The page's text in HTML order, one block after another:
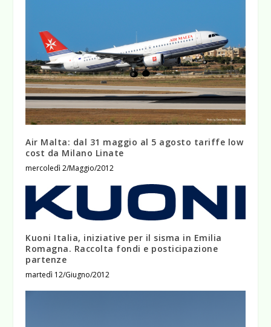
Air Malta: dal 31 maggio al 5 agosto tariffe low
cost da Milano Linate
mercoledì 2/Maggio/2012
Kuoni Italia, iniziative per il sisma in Emilia
Romagna. Raccolta fondi e posticipazione
partenze
martedì 12/Giugno/2012